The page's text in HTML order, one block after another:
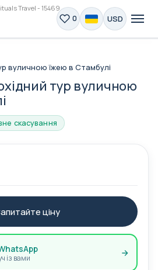
Travel - 15469
0 USD
вуличною їжею в Стамбулі
тур вуличною
скасування
ціну
із вами